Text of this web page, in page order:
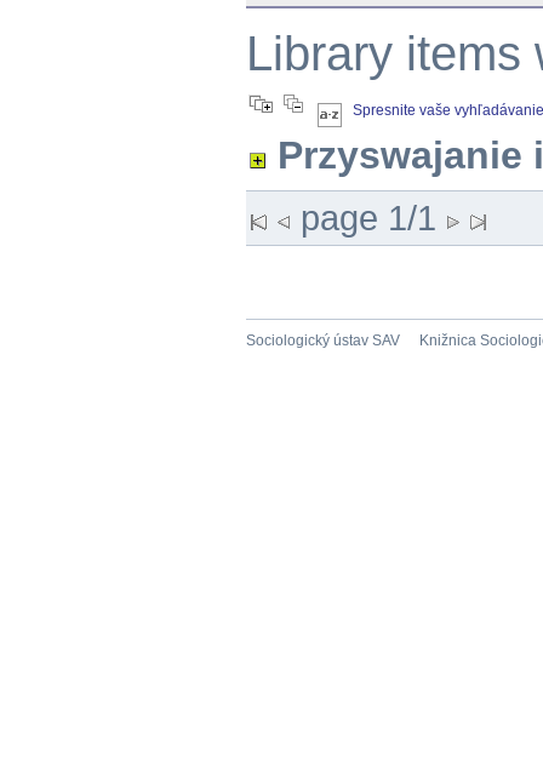
Library items
Spresnite vaše vyhľadávanie
Przyswajanie
page 1/1
Sociologický ústav SAV Knižnica